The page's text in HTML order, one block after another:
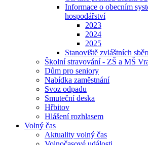
Informace o obecním
hospodářství
2023
2024
2025
Stanoviště zvláštních
Školní stravování - ZŠ a MŠ
Dům pro seniory
Nabídka zaměstnání
Svoz odpadu
Smuteční deska
Hřbitov
Hlášení rozhlasem
Volný čas
Aktuality volný čas